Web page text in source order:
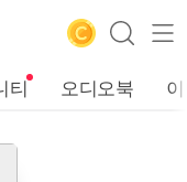
티 오디오북